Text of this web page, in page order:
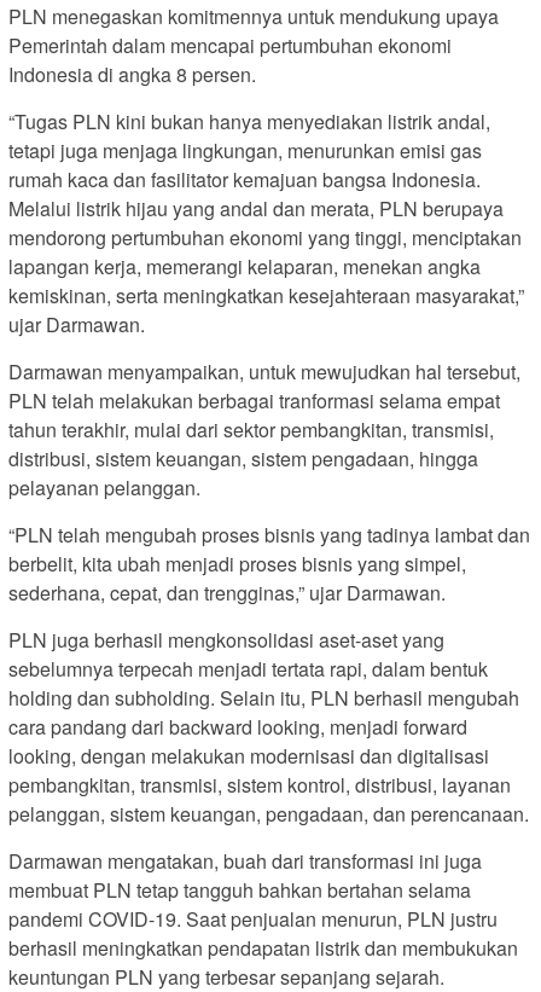
PLN menegaskan komitmennya untuk mendukung upaya
Pemerintah dalam mencapai pertumbuhan ekonomi
Indonesia di angka 8 persen.
“Tugas PLN kini bukan hanya menyediakan listrik andal,
tetapi juga menjaga lingkungan, menurunkan emisi gas
rumah kaca dan fasilitator kemajuan bangsa Indonesia.
Melalui listrik hijau yang andal dan merata, PLN berupaya
mendorong pertumbuhan ekonomi yang tinggi, menciptakan
lapangan kerja, memerangi kelaparan, menekan angka
kemiskinan, serta meningkatkan kesejahteraan masyarakat,”
ujar Darmawan.
Darmawan menyampaikan, untuk mewujudkan hal tersebut,
PLN telah melakukan berbagai tranformasi selama empat
tahun terakhir, mulai dari sektor pembangkitan, transmisi,
distribusi, sistem keuangan, sistem pengadaan, hingga
pelayanan pelanggan.
“PLN telah mengubah proses bisnis yang tadinya lambat dan
berbelit, kita ubah menjadi proses bisnis yang simpel,
sederhana, cepat, dan trengginas,” ujar Darmawan.
PLN juga berhasil mengkonsolidasi aset-aset yang
sebelumnya terpecah menjadi tertata rapi, dalam bentuk
holding dan subholding. Selain itu, PLN berhasil mengubah
cara pandang dari backward looking, menjadi forward
looking, dengan melakukan modernisasi dan digitalisasi
pembangkitan, transmisi, sistem kontrol, distribusi, layanan
pelanggan, sistem keuangan, pengadaan, dan perencanaan.
Darmawan mengatakan, buah dari transformasi ini juga
membuat PLN tetap tangguh bahkan bertahan selama
pandemi COVID-19. Saat penjualan menurun, PLN justru
berhasil meningkatkan pendapatan listrik dan membukukan
keuntungan PLN yang terbesar sepanjang sejarah.